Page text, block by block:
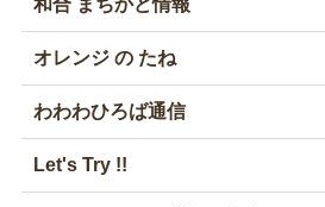
和合 まちかど情報
オレンジ の たね
わわわひろば通信
Let's Try !!